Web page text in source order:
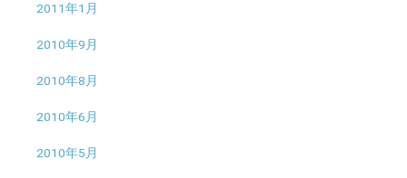
2011年1月
2010年9月
2010年8月
2010年6月
2010年5月